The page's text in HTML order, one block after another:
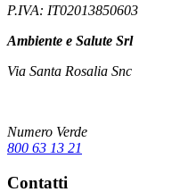
P.IVA: IT02013850603
Ambiente e Salute Srl
Via Santa Rosalia Snc
Numero Verde
800 63 13 21
Contatti